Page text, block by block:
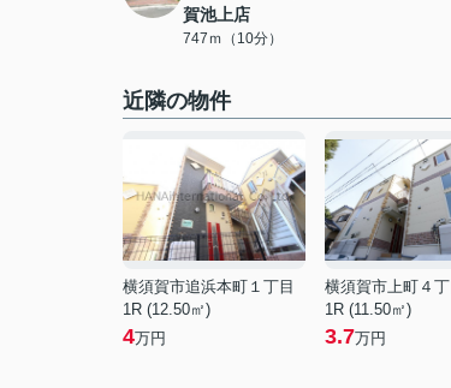
賀池上店
747ｍ（10分）
近隣の物件
横須賀市追浜本町１丁目
1R (12.50㎡)
4万円
横須賀市上町４丁
1R (11.50㎡)
3.7万円